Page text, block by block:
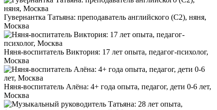
Гувернантка Татьяна: преподаватель английского (C2), няня,
Москва
Няня-воспитатель Виктория: 17 лет опыта, педагог-психолог,
Москва
Няня-воспитатель Алёна: 4+ года опыта, педагог, дети 0-6 лет,
Москва